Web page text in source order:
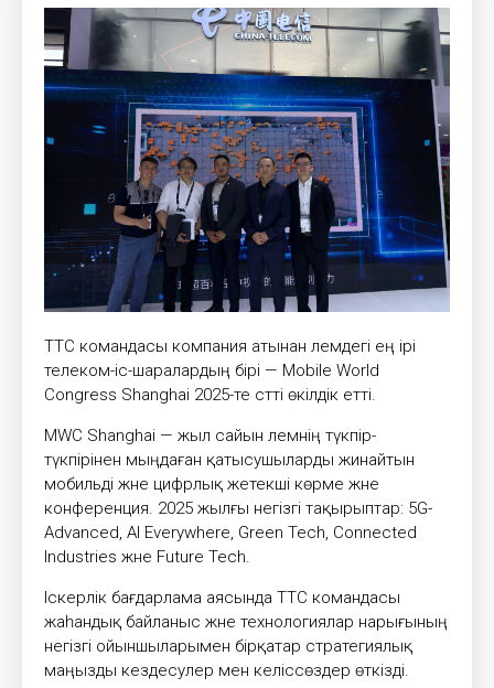
ТТС командасы компания атынан әлемдегі ең ірі
телеком-іс-шаралардың бірі — Mobile World
Congress Shanghai 2025-те сәтті өкілдік етті.
MWC Shanghai — жыл сайын әлемнің түкпір-
түкпірінен мыңдаған қатысушыларды жинайтын
мобильді және цифрлық жетекші көрме және
конференция. 2025 жылғы негізгі тақырыптар: 5G-
Advanced, AI Everywhere, Green Tech, Connected
Industries және Future Tech.
Іскерлік бағдарлама аясында ТТС командасы
жаһандық байланыс және технологиялар нарығының
негізгі ойыншыларымен бірқатар стратегиялық
маңызды кездесулер мен келіссөздер өткізді.